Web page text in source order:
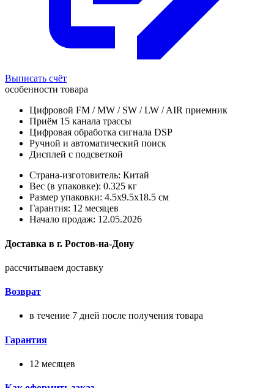
Выписать счёт
особенности товара
Цифровой FM / MW / SW / LW / AIR приемник
Приём 15 канала трассы
Цифровая обработка сигнала DSP
Ручной и автоматический поиск
Дисплей с подсветкой
Страна-изготовитель: Китай
Вес (в упаковке): 0.325 кг
Размер упаковки: 4.5x9.5x18.5 см
Гарантия: 12 месяцев
Начало продаж: 12.05.2026
Доставка в г. Ростов-на-Дону
рассчитываем доставку
Возврат
в течение 7 дней после получения товара
Гарантия
12 месяцев